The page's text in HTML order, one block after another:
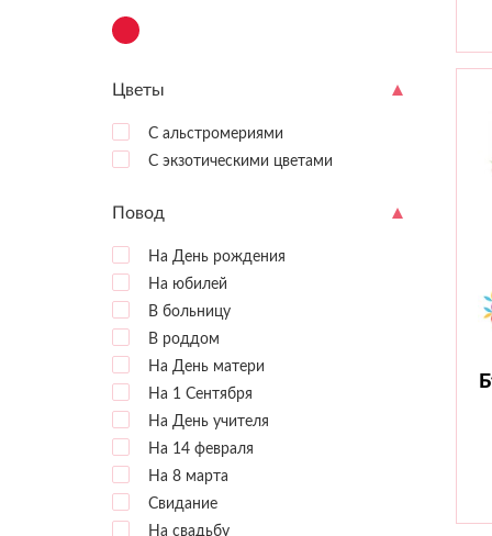
Цветы
С альстромериями
С экзотическими цветами
Повод
На День рождения
На юбилей
В больницу
В роддом
На День матери
На 1 Сентября
На День учителя
На 14 февраля
На 8 марта
Свидание
На свадьбу